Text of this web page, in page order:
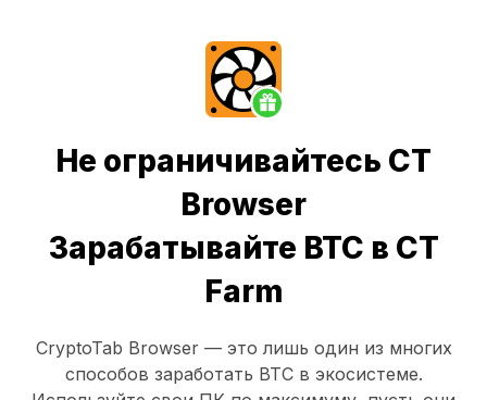
Не ограничивайтесь CT
Browser
Зарабатывайте BTC в CT
Farm
CryptoTab Browser— это лишь один из многих
способов заработать BTC в экосистеме.